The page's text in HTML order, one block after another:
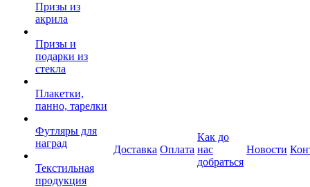
Призы из
акрила
Призы и
подарки из
стекла
Плакетки,
панно, тарелки
Футляры для
наград
Текстильная
продукция
Доставка Оплата
Как до
нас
добраться
Новости